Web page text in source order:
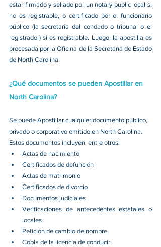
estar firmado y sellado por un notary public local si
no es registrable, o certificado por el funcionario
público (la secretaría del condado o tribunal o el
registrador) si es registrable. Luego, la apostilla es
procesada por la Oficina de la Secretaría de Estado
de North Carolina.
¿Qué documentos se pueden Apostillar en
North Carolina?
Se puede Apostillar cualquier documento público,
privado o corporativo emitido en North Carolina.
Estos documentos incluyen, entre otros:
Actas de nacimiento
Certificados de defunción
Actas de matrimonio
Certificados de divorcio
Documentos judiciales
Verificaciones de antecedentes estatales o
locales
Petición de cambio de nombre
Copia de la licencia de conducir